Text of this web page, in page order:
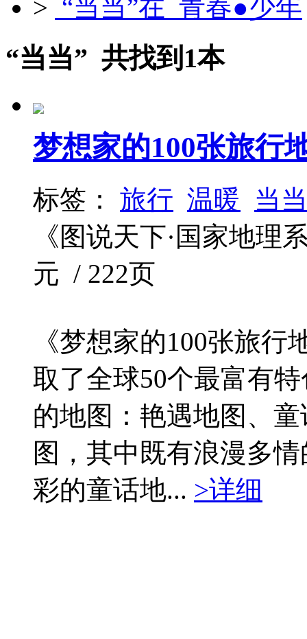
> “当当”在 青春●少年
“当当” 共找到1本
梦想家的100张旅行
标签： 旅行 温暖
当当
《图说天下·国家地
元 / 222页
《梦想家的100张旅
取了全球50个最富有
的地图：艳遇地图、
图，其中既有浪漫多
彩的童话地... >详细